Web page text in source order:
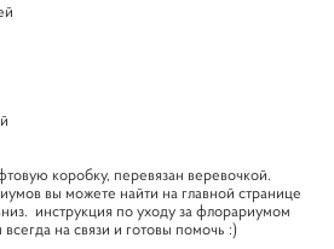
коробку, перевязан веревочкой.
вы можете найти на главной странице
инструкция по уходу за флорариумом
на связи и готовы помочь :)